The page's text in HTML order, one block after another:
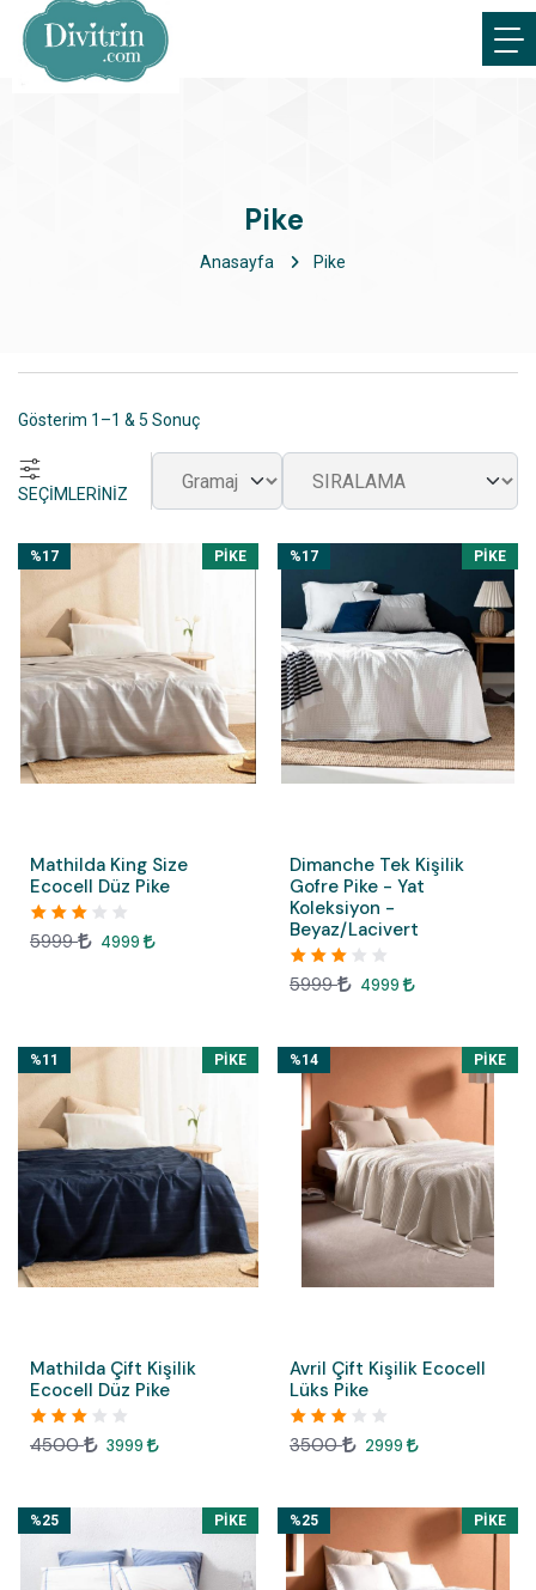
Pike
Anasayfa Pike
Gösterim 1–1 & 5 Sonuç
SEÇİMLERİNİZ
Mathilda King Size
Ecocell Düz Pike
5999 4999
%17 PIKE
Dimanche Tek Kişilik
Gofre Pike - Yat
Koleksiyon -
Beyaz/Lacivert
5999 4999
%17 PIKE
Mathilda Çift Kişilik
Ecocell Düz Pike
4500 3999
%11 PIKE
Avril Çift Kişilik Ecocell
Lüks Pike
3500 2999
%14 PIKE
%25 PIKE %25 PIKE